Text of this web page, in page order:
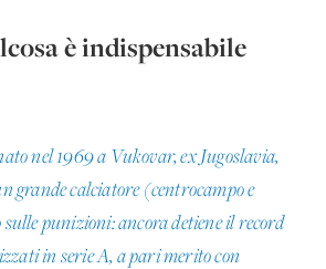
è indispensabile
nel 1969 a Vukovar, ex Jugoslavia,
grande calciatore (centrocampo e
punizioni: ancora detiene il record
in serie A, a pari merito con